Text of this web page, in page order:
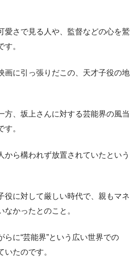
愛さで見る人や、監督などの心を鷲
。
画に引っ張りだこの、天才子役の地
方、坂上さんに対する芸能界の風当
。
から構われず放置されていたという
役に対して厳しい時代で、親もマネ
なかったとのこと。
らに“芸能界”という広い世界での
たのです。